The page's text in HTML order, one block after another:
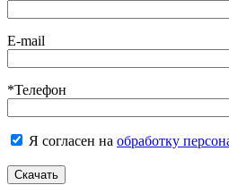
E-mail
*Телефон
Я согласен на обработку